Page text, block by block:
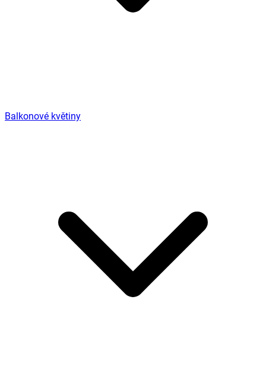
Balkonové květiny